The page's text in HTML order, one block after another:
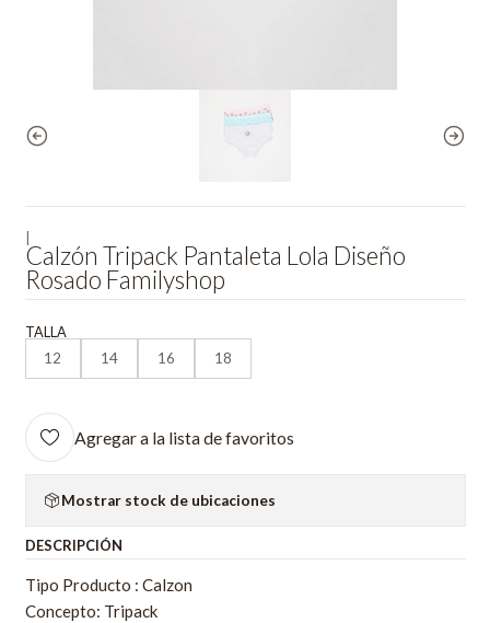
Calzón Tripack Pantaleta Lola Diseño
Rosado Familyshop
TALLA
12
14 16 18
Agregar a la lista de favoritos
Mostrar stock de ubicaciones
DESCRIPCIÓN
Tipo Producto : Calzon
Concepto: Tripack